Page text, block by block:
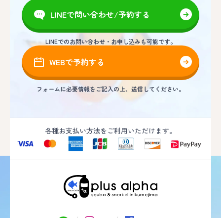
LINEで問い合わせ/予約する
LINEでのお問い合わせ・お申し込みも可能です。
WEBで予約する
フォームに必要情報をご記入の上、送信してください。
各種お支払い方法をご利用いただけます。